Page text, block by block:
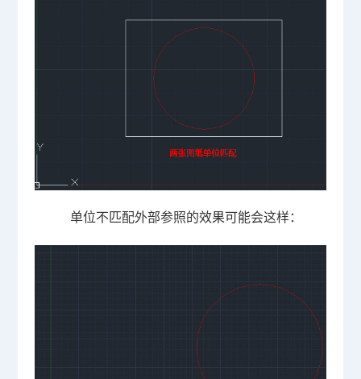
单位不匹配外部参照的效果可能会这样：